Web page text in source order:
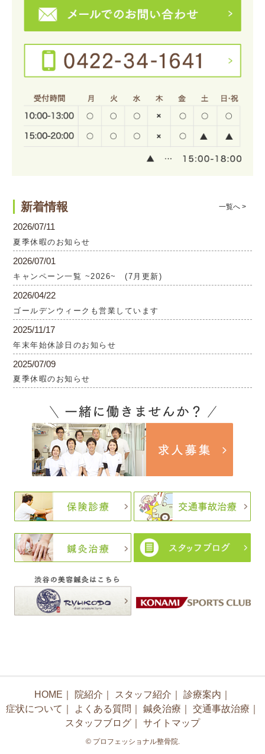
新着情報 一覧へ >
2026/07/11
夏季休暇のお知らせ
2026/07/01
キャンペーン一覧 ~2026~ (7月更新)
2026/04/22
ゴールデンウィークも営業しています
2025/11/17
年末年始休診日のお知らせ
2025/07/09
夏季休暇のお知らせ
HOME 院紹介 スタッフ紹介 診療案内
症状について
よくある質問 鍼灸治療 交通事故治療
スタッフブログ
サイトマップ
© プロフェッショナル整骨院.